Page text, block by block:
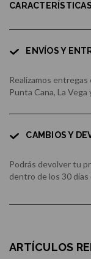
ENVÍOS Y
Realizamos
Punta Cana, La Vega
CAMBIOS Y
Podrás devolver tu
dentro de los 30 días
ARTÍCULOS